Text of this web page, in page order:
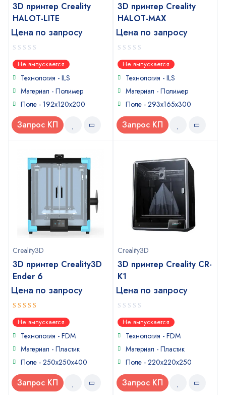
3D принтер Creality
HALOT-LITE
Цена по запросу
0
out
of
Не выпускается
Технология - ILS
Материал - Полимер
Поле - 192x120x200
Запрос КП
3D принтер Creality
HALOT-MAX
Цена по запросу
0
out
of
Не выпускается
Технология - ILS
Материал - Полимер
Поле - 293x165x300
Запрос КП
Creality3D
3D принтер Creality3D
Ender 6
Цена по запросу
4out of
5Не выпускается
Технология - FDM
Материал - Пластик
Поле - 250x250x400
Запрос КП
Creality3D
3D принтер Creality CR-
K1
Цена по запросу
0
out
of
Не выпускается
Технология - FDM
Материал - Пластик
Поле - 220x220x250
Запрос КП